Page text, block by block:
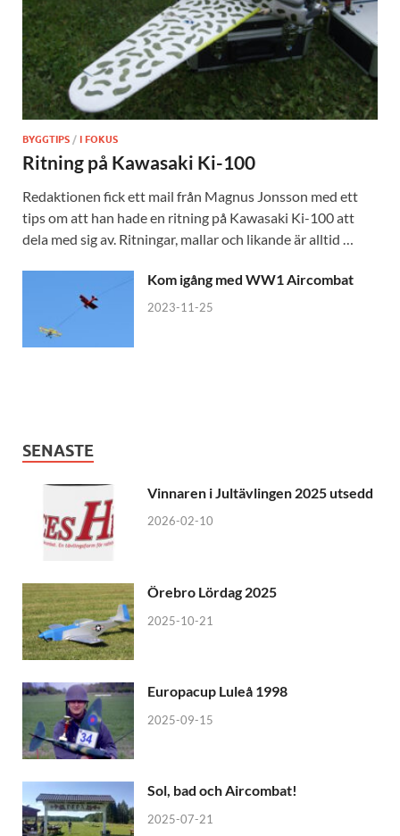
BYGGTIPS / I FOKUS
Ritning på Kawasaki Ki-100
Redaktionen fick ett mail från Magnus Jonsson med ett
tips om att han hade en ritning på Kawasaki Ki-100 att
dela med sig av. Ritningar, mallar och likande är alltid …
Kom igång med WW1 Aircombat
2023-11-25
SENASTE
Vinnaren i Jultävlingen 2025 utsedd
2026-02-10
Örebro Lördag 2025
2025-10-21
Europacup Luleå 1998
2025-09-15
Sol, bad och Aircombat!
2025-07-21